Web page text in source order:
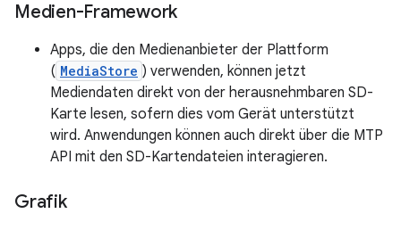
Medien-Framework
Apps, die den Medienanbieter der Plattform
( MediaStore ) verwenden, können jetzt
Mediendaten direkt von der herausnehmbaren SD-
Karte lesen, sofern dies vom Gerät unterstützt
wird. Anwendungen können auch direkt über die MTP
API mit den SD-Kartendateien interagieren.
Grafik